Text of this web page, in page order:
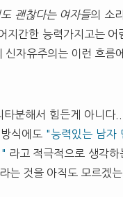
괜찮다는 여자들의 소
지간한 능력가지고는
신자유주의는 이런 흐름
타분해서 힘든게 아니
식에도 "능력있는 남자
라고 적극적으로 생각
라는 것을 아직도 모르겠